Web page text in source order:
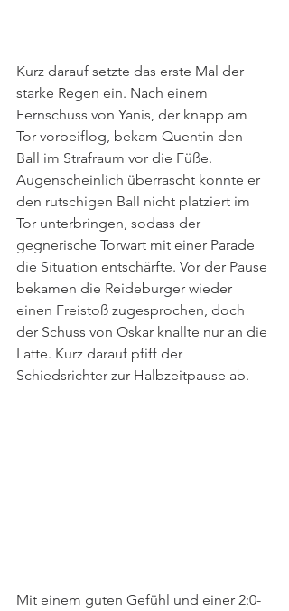
Kurz darauf setzte das erste Mal der
starke Regen ein. Nach einem
Fernschuss von Yanis, der knapp am
Tor vorbeiflog, bekam Quentin den
Ball im Strafraum vor die Füße.
Augenscheinlich überrascht konnte er
den rutschigen Ball nicht platziert im
Tor unterbringen, sodass der
gegnerische Torwart mit einer Parade
die Situation entschärfte. Vor der Pause
bekamen die Reideburger wieder
einen Freistoß zugesprochen, doch
der Schuss von Oskar knallte nur an die
Latte. Kurz darauf pfiff der
Schiedsrichter zur Halbzeitpause ab.
Mit einem guten Gefühl und einer 2:0-